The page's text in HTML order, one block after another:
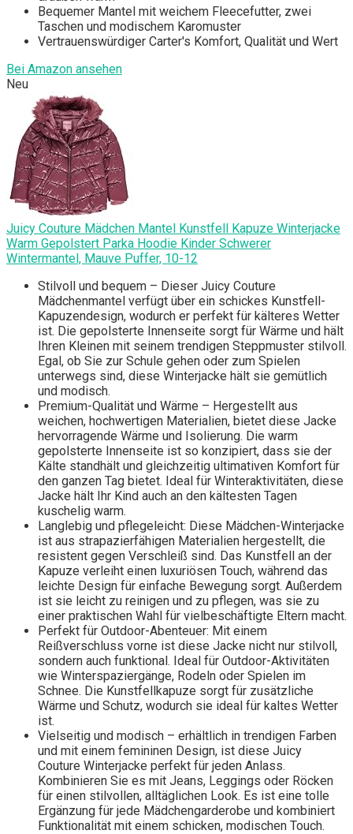
Bequemer Mantel mit weichem Fleecefutter, zwei
Taschen und modischem Karomuster
Vertrauenswürdiger Carter's Komfort, Qualität und Wert
Bei Amazon ansehen
Neu
Juicy Couture Mädchen Mantel Kunstfell Kapuze Winterjacke
Warm Gepolstert Parka Hoodie Kinder Schwerer
Wintermantel, Mauve Puffer, 10-12
Stilvoll und bequem – Dieser Juicy Couture
Mädchenmantel verfügt über ein schickes Kunstfell-
Kapuzendesign, wodurch er perfekt für kälteres Wetter
ist. Die gepolsterte Innenseite sorgt für Wärme und hält
Ihren Kleinen mit seinem trendigen Steppmuster stilvoll.
Egal, ob Sie zur Schule gehen oder zum Spielen
unterwegs sind, diese Winterjacke hält sie gemütlich
und modisch.
Premium-Qualität und Wärme – Hergestellt aus
weichen, hochwertigen Materialien, bietet diese Jacke
hervorragende Wärme und Isolierung. Die warm
gepolsterte Innenseite ist so konzipiert, dass sie der
Kälte standhält und gleichzeitig ultimativen Komfort für
den ganzen Tag bietet. Ideal für Winteraktivitäten, diese
Jacke hält Ihr Kind auch an den kältesten Tagen
kuschelig warm.
Langlebig und pflegeleicht: Diese Mädchen-Winterjacke
ist aus strapazierfähigen Materialien hergestellt, die
resistent gegen Verschleiß sind. Das Kunstfell an der
Kapuze verleiht einen luxuriösen Touch, während das
leichte Design für einfache Bewegung sorgt. Außerdem
ist sie leicht zu reinigen und zu pflegen, was sie zu
einer praktischen Wahl für vielbeschäftigte Eltern macht.
Perfekt für Outdoor-Abenteuer: Mit einem
Reißverschluss vorne ist diese Jacke nicht nur stilvoll,
sondern auch funktional. Ideal für Outdoor-Aktivitäten
wie Winterspaziergänge, Rodeln oder Spielen im
Schnee. Die Kunstfellkapuze sorgt für zusätzliche
Wärme und Schutz, wodurch sie ideal für kaltes Wetter
ist.
Vielseitig und modisch – erhältlich in trendigen Farben
und mit einem femininen Design, ist diese Juicy
Couture Winterjacke perfekt für jeden Anlass.
Kombinieren Sie es mit Jeans, Leggings oder Röcken
für einen stilvollen, alltäglichen Look. Es ist eine tolle
Ergänzung für jede Mädchengarderobe und kombiniert
Funktionalität mit einem schicken, modischen Touch.